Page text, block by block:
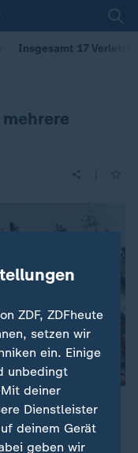
Insgesamt 17
Laut
ZDF, ZDFheute
setzen wir
ein. Einige
unbedingt
deiner
Dienstleister
deinem Gerät
geben wir